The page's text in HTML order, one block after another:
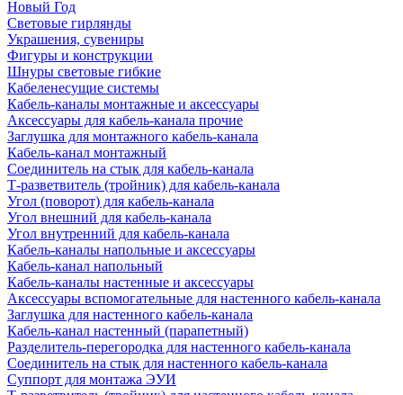
Новый Год
Световые гирлянды
Украшения, сувениры
Фигуры и конструкции
Шнуры световые гибкие
Кабеленесущие системы
Кабель-каналы монтажные и аксессуары
Аксессуары для кабель-канала прочие
Заглушка для монтажного кабель-канала
Кабель-канал монтажный
Соединитель на стык для кабель-канала
Т-разветвитель (тройник) для кабель-канала
Угол (поворот) для кабель-канала
Угол внешний для кабель-канала
Угол внутренний для кабель-канала
Кабель-каналы напольные и аксессуары
Кабель-канал напольный
Кабель-каналы настенные и аксессуары
Аксессуары вспомогательные для настенного кабель-канала
Заглушка для настенного кабель-канала
Кабель-канал настенный (парапетный)
Разделитель-перегородка для настенного кабель-канала
Соединитель на стык для настенного кабель-канала
Суппорт для монтажа ЭУИ